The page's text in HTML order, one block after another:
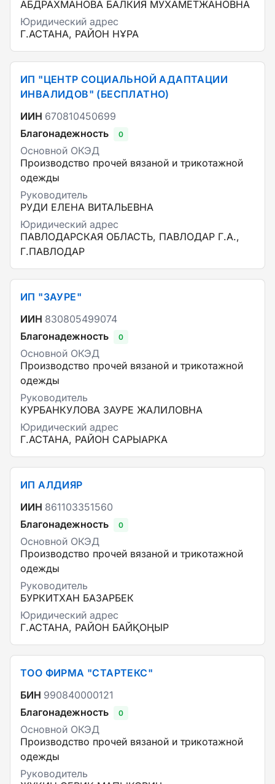
АБДРАХМАНОВА БАЛКИЯ МУХАМЕТЖАНОВНА
Юридический адрес
Г.АСТАНА, РАЙОН НҰРА
ИП "ЦЕНТР СОЦИАЛЬНОЙ АДАПТАЦИИ
ИНВАЛИДОВ" (БЕСПЛАТНО)
ИИН 670810450699
Благонадежность
0
Основной ОКЭД
Производство прочей вязаной и трикотажной
одежды
Руководитель
РУДИ ЕЛЕНА ВИТАЛЬЕВНА
Юридический адрес
ПАВЛОДАРСКАЯ ОБЛАСТЬ, ПАВЛОДАР Г.А.,
Г.ПАВЛОДАР
ИП "ЗАУРЕ"
ИИН 830805499074
Благонадежность
0
Основной ОКЭД
Производство прочей вязаной и трикотажной
одежды
Руководитель
КУРБАНКУЛОВА ЗАУРЕ ЖАЛИЛОВНА
Юридический адрес
Г.АСТАНА, РАЙОН САРЫАРКА
ИП АЛДИЯР
ИИН 861103351560
Благонадежность
0
Основной ОКЭД
Производство прочей вязаной и трикотажной
одежды
Руководитель
БУРКИТХАН БАЗАРБЕК
Юридический адрес
Г.АСТАНА, РАЙОН БАЙҚОҢЫР
ТОО ФИРМА "СТАРТЕКС"
БИН 990840000121
Благонадежность
0
Основной ОКЭД
Производство прочей вязаной и трикотажной
одежды
Руководитель